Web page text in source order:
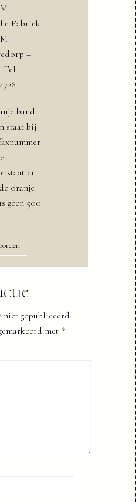
Fabriek
–
band
staat bij
staat er
oranje
geen 500
niet gepubliceerd.
met *